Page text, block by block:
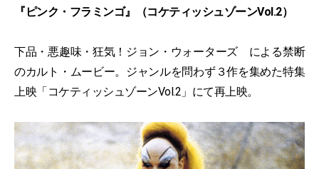
『ピンク・フラミンゴ』（コケティッシュゾーンVol.2）
下品・悪趣味・狂気！ジョン・ウォーターズ による禁断
のカルト・ムービー。ジャンルを問わず３作を集めた特集
上映「コケティッシュゾーンVol.2」にて再上映。